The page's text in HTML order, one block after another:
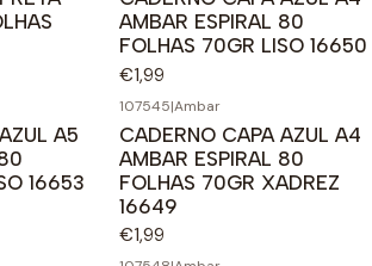
AMBAR ESPIRAL 80
FOLHAS 70GR LISO 16650
€1,99
A5
16653
107545|Ambar
CADERNO CAPA AZUL A4
AMBAR ESPIRAL 80
FOLHAS 70GR XADREZ
16649
€1,99